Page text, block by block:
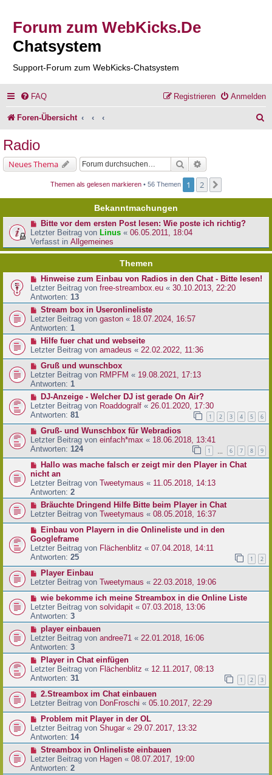
Forum zum WebKicks.De
Chatsystem
Support-Forum zum WebKicks-Chatsystem
FAQ Anmelden
Registrieren
Foren-Übersicht
Radio
Neues Thema Suche
Themen als gelesen markieren • 56 Themen 1 2
Bekanntmachungen
Bitte vor dem ersten Post lesen: Wie poste ich richtig?
Letzter Beitrag von Linus « 06.05.2011, 18:04
Verfasst in Allgemeines
Themen
Hinweise zum Einbau von Radios in den Chat - Bitte lesen!
Letzter Beitrag von free-streambox.eu « 30.10.2013, 22:20
Antworten: 13
Stream box in Useronlineliste
Letzter Beitrag von gaston « 18.07.2024, 16:57
Antworten: 1
Hilfe fuer chat und webseite
Letzter Beitrag von amadeus « 22.02.2022, 11:36
Gruß und wunschbox
Letzter Beitrag von RMPFM « 19.08.2021, 17:13
Antworten: 1
DJ-Anzeige - Welcher DJ ist gerade On Air?
Letzter Beitrag von Roaddogralf « 26.01.2020, 17:30
Antworten: 81 1 2 3 4 5 6
Gruß- und Wunschbox für Webradios
Letzter Beitrag von einfach*max « 18.06.2018, 13:41
Antworten: 124 1 6 7 8 9
Hallo was mache falsch er zeigt mir den Player in Chat
nicht an
Letzter Beitrag von Tweetymaus « 11.05.2018, 14:13
Antworten: 2
Bräuchte Dringend Hilfe Bitte beim Player in Chat
Letzter Beitrag von Tweetymaus « 08.05.2018, 16:37
Einbau von Playern in die Onlineliste und in den
Googleframe
Letzter Beitrag von Flächenblitz « 07.04.2018, 14:11
Antworten: 25 1 2
Player Einbau
Letzter Beitrag von Tweetymaus « 22.03.2018, 19:06
wie bekomme ich meine Streambox in die Online Liste
Letzter Beitrag von solvidapit « 07.03.2018, 13:06
Antworten: 3
player einbauen
Letzter Beitrag von andree71 « 22.01.2018, 16:06
Antworten: 3
Player in Chat einfügen
Letzter Beitrag von Flächenblitz « 12.11.2017, 08:13
Antworten: 31 1 2 3
2.Streambox im Chat einbauen
Letzter Beitrag von DonFroschi « 05.10.2017, 22:29
Problem mit Player in der OL
Letzter Beitrag von Shugar« 29.07.2017, 13:32
Antworten: 14
Streambox in Onlineliste einbauen
Letzter Beitrag von Hagen « 08.07.2017, 19:00
Antworten: 2